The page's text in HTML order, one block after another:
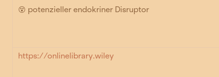
😵 potenzieller endokriner Disruptor
https://onlinelibrary.wiley